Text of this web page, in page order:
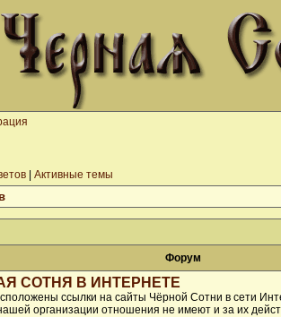
Активные темы
Форум
СОТНЯ В ИНТЕРНЕТЕ
ссылки на сайты Чёрной Сотни в сети
организации отношения не имеют и за их